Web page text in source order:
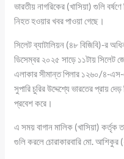
ভারতীয় নাগরিকের (খাসিয়া) গুলি
নিহত হওয়ার খবর পাওয়া গেছে।
সিলেট ব্যাটালিয়ন (৪৮ বিজিবি)-র
ডিসেম্বর ২০২৫ সাড়ে ১১টায় সিলেট
এলাকার সীমান্ত পিলার ১২৬০/৪-এস-
সুপারি চুরির উদ্দেশ্যে ভারতের প্রায়
প্রবেশ করে।
এ সময় বাগান মালিক (খাসিয়া) কর্তৃক
গুলি করলে চোরাকারবারি মো. আশিকুর